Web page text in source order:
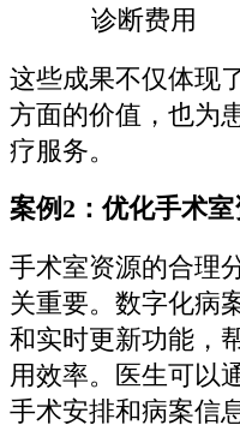
诊断费用
这些成果不仅体现
方面的价值，也为
疗服务。
案例2：优化手术
手术室资源的合理
关重要。数字化病
和实时更新功能，
用效率。医生可以
手术安排和病案信